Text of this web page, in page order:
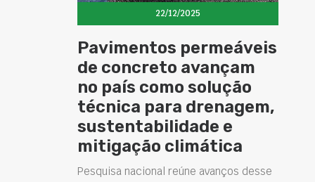
22/12/2025
Pavimentos permeáveis
de concreto avançam
no país como solução
técnica para drenagem,
sustentabilidade e
mitigação climática
Pesquisa nacional reúne avanços desse